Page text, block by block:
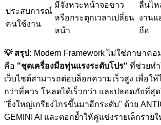
ประสบการณ์
คนใช้งาน
มีจังหวะหน้าจอขาว
หรือกระตุกเวลาเปลี่ยน
หน้า
ลื่นไห
งาน
ถือ
💡 สรุป: Modern Framework ไม่ใช่ภาษาค
คือ "ชุดเครื่องมือทุ่นแรงระดับโปร" ที่ช่วยท
เว็บไซต์สามารถต่อบล็อกความเร็วสูง เพื่อให้
กว่าที่ควร โหลดได้เร็วกว่า และปลอดภัยที่สุ
"ยิ่งใหญ่เกรียงไกรขึ้นมาอีกระดับ" ด้วย
GEMINI AI และตอกย้ำให้คู่แข่งรายเล็กราย